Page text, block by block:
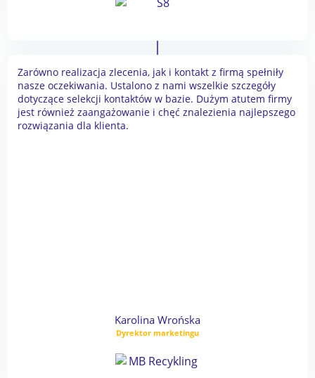
Zarówno realizacja zlecenia, jak i kontakt z firmą spełniły
nasze oczekiwania. Ustalono z nami wszelkie szczegóły
dotyczące selekcji kontaktów w bazie. Dużym atutem firmy
jest również zaangażowanie i chęć znalezienia najlepszego
rozwiązania dla klienta.
Karolina Wrońska
Dyrektor marketingu